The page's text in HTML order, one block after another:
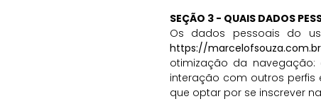
SEÇÃO 3 - QUAIS DADOS
Os dados pessoais do
https://marcelofsouza.com.br
otimização da navegação:
interação com outros perfis
que optar por se inscrever